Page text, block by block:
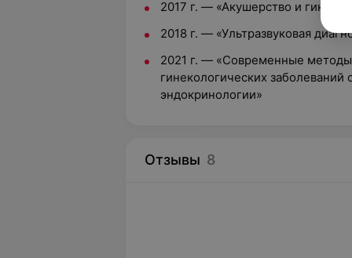
2017 г. — «Акушерство и
2018 г. — «Ультразвуковая
2021 г. — «Современные
гинекологических заболеваний
эндокринологии»
Отзывы 8